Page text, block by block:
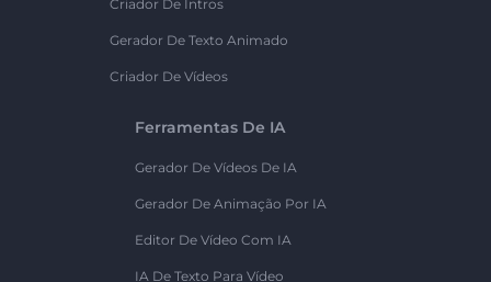
Criador De Intros
Gerador De Texto Animado
Criador De Vídeos
Ferramentas De IA
Gerador De Vídeos De IA
Gerador De Animação Por IA
Editor De Vídeo Com IA
IA De Texto Para Vídeo